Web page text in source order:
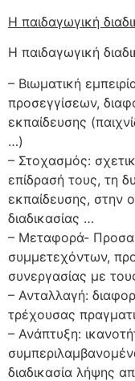
Η παιδαγωγική
Η παιδαγωγική
– Βιωματική
προσεγγίσεων,
εκπαίδευσης
…)
– Στοχασμός:
επίδρασή τους, τη
εκπαίδευσης, στην
διαδικασίας …
– Μεταφορά-
συμμετεχόντων,
συνεργασίας με
– Ανταλλαγή:
τρέχουσας
– Ανάπτυξη:
διαδικασία λήψης